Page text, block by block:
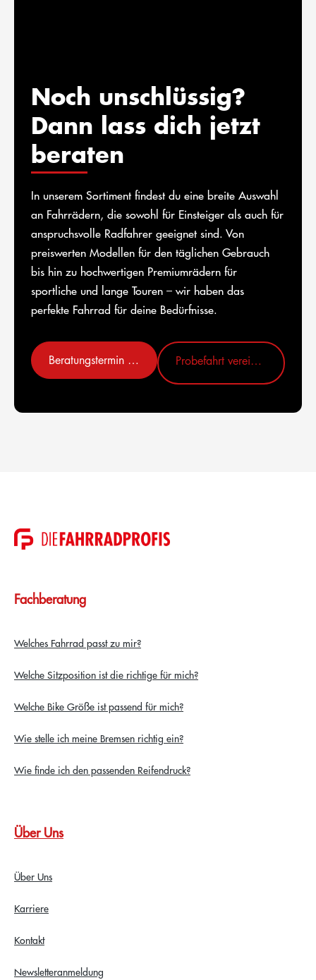
Noch unschlüssig?
Dann lass dich jetzt
beraten
In unserem Sortiment findest du eine breite Auswahl
an Fahrrädern, die sowohl für Einsteiger als auch für
anspruchsvolle Radfahrer geeignet sind. Von
preiswerten Modellen für den täglichen Gebrauch
bis hin zu hochwertigen Premiumrädern für
sportliche und lange Touren – wir haben das
perfekte Fahrrad für deine Bedürfnisse.
Beratungstermin vereinbaren Probefahrt vereinbaren
Fachberatung
Welches Fahrrad passt zu mir?
Welche Sitzposition ist die richtige für mich?
Welche Bike Größe ist passend für mich?
Wie stelle ich meine Bremsen richtig ein?
Wie finde ich den passenden Reifendruck?
Über Uns
Über Uns
Karriere
Kontakt
Newsletteranmeldung